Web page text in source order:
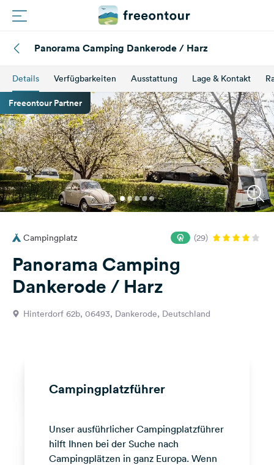
Plätze
Magazin
Partner
Registrieren
Einloggen
Fragen &
Feedback
Sprache:
Facebook
Instagram
Panorama Camping Dankerode / Harz
Details Verfügbarkeiten Ausstattung Lage & Kontakt
Freeontour Partner
Campingplatz (29)
Panorama Camping
Dankerode / Harz
Hinterdorf 62b, 06493, Dankerode, Deutschland
Campingplatzführer
Unser ausführlicher Campingplatzführer
hilft Ihnen bei der Suche nach
Campingplätzen in ganz Europa. Wenn